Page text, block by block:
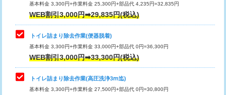
基本料金 3,300円+作業料金 25,300円+部品代 4,235円=32,835円
WEB割引3,000円➡29,835円(税込)
トイレ詰まり除去作業(便器脱着)
基本料金 3,300円+作業料金 33,000円+部品代 0円=36,300円
WEB割引3,000円➡33,300円(税込)
トイレ詰まり除去作業(高圧洗浄3ⅿ迄)
基本料金 3,300円+作業料金 27,500円+部品代 0円=30,800円